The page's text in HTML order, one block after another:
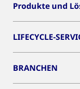
Produkte und
LIFECYCLE-
BRANCHEN